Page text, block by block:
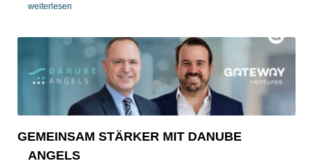
weiterlesen
GEMEINSAM STÄRKER MIT DANUBE
ANGELS